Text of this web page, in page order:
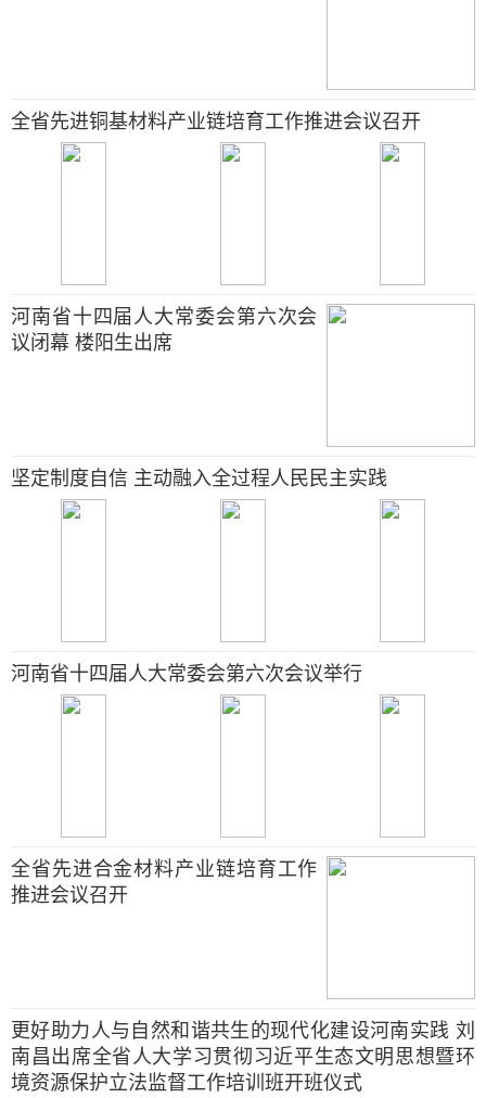
全省先进铜基材料产业链培育工作推进会议召开
河南省十四届人大常委会第六次会
议闭幕 楼阳生出席
坚定制度自信 主动融入全过程人民民主实践
河南省十四届人大常委会第六次会议举行
全省先进合金材料产业链培育工作
推进会议召开
更好助力人与自然和谐共生的现代化建设河南实践 刘
南昌出席全省人大学习贯彻习近平生态文明思想暨环
境资源保护立法监督工作培训班开班仪式